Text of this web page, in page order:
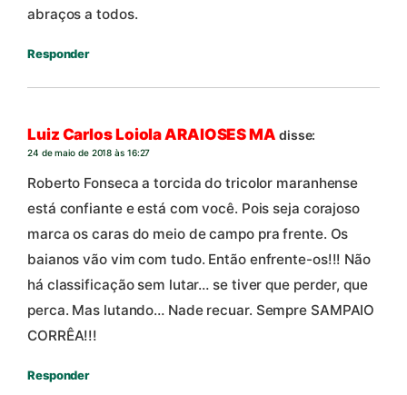
abraços a todos.
Responder
Luiz Carlos Loiola ARAIOSES MA disse:
24 de maio de 2018 às 16:27
Roberto Fonseca a torcida do tricolor maranhense
está confiante e está com você. Pois seja corajoso
marca os caras do meio de campo pra frente. Os
baianos vão vim com tudo. Então enfrente-os!!! Não
há classificação sem lutar… se tiver que perder, que
perca. Mas lutando… Nade recuar. Sempre SAMPAIO
CORRÊA!!!
Responder